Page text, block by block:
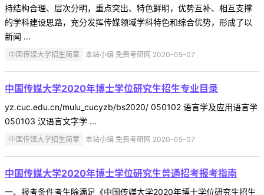
持结构合理、层次分明，重点突出、特色鲜明，优势互补、相互支撑
的学科建设思路，充分发挥传媒领域学科特色和综合优势，形成了以
新闻 ...
中国传媒大学招生简章 本站小编 免费考研网 2020-05-07
中国传媒大学2020年博士学位研究生招生专业目录
yz.cuc.edu.cn/mulu_cucyzb/bs2020/ 050102 语言学及应用语言学
050103 汉语言文字学 ...
中国传媒大学招生简章 本站小编 免费考研网 2020-05-07
中国传媒大学2020年博士学位研究生普通招考报考指南
一、报考条件考生除满足《中国传媒大学2020年博士学位研究生招生